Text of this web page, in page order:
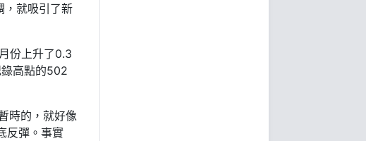
，就吸引了新
份上升了0.3
高點的502
時的，就好像
反彈。事實